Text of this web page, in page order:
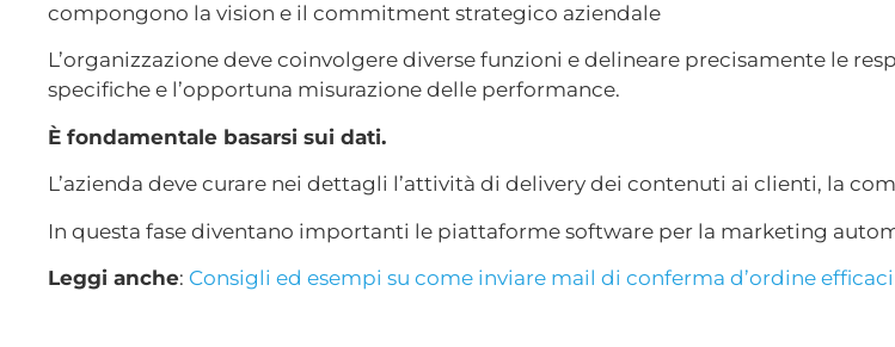
compongono la vision e il commitment strategico aziendale
L’organizzazione deve coinvolgere diverse funzioni e delineare precisamente le
specifiche e l’opportuna misurazione delle performance.
È fondamentale basarsi sui dati.
L’azienda deve curare nei dettagli l’attività di delivery dei contenuti ai clienti, la
In questa fase diventano importanti le piattaforme software per la marketing
Leggi anche: Consigli ed esempi su come inviare mail di conferma d’ordine efficaci